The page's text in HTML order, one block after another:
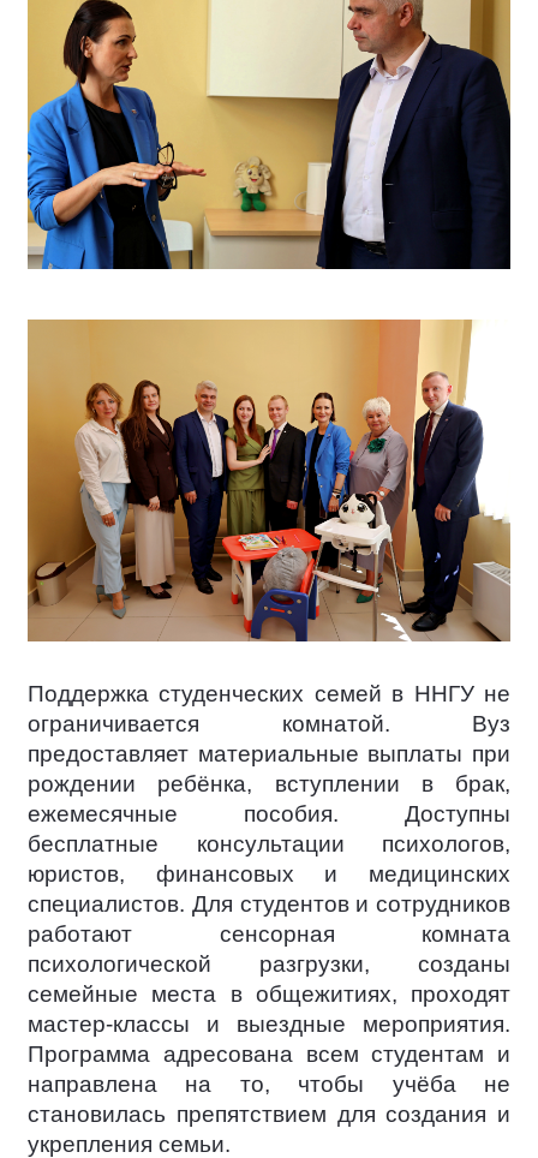
Поддержка студенческих семей в ННГУ не
ограничивается комнатой. Вуз
предоставляет материальные выплаты при
рождении ребёнка, вступлении в брак,
ежемесячные пособия. Доступны
бесплатные консультации психологов,
юристов, финансовых и медицинских
специалистов. Для студентов и сотрудников
работают сенсорная комната
психологической разгрузки, созданы
семейные места в общежитиях, проходят
мастер-классы и выездные мероприятия.
Программа адресована всем студентам и
направлена на то, чтобы учёба не
становилась препятствием для создания и
укрепления семьи.